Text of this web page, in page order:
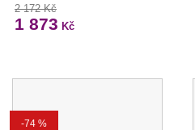
2 172 Kč
1 873 Kč
-74 %